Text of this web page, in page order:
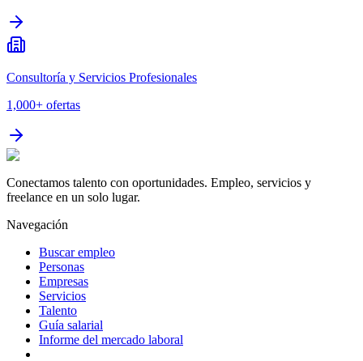
Consultoría y Servicios Profesionales
1,000+ ofertas
Conectamos talento con oportunidades. Empleo, servicios y
freelance en un solo lugar.
Navegación
Buscar empleo
Personas
Empresas
Servicios
Talento
Guía salarial
Informe del mercado laboral